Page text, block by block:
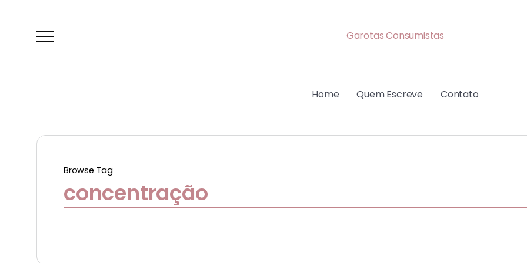
Garotas Consumistas
Home Quem Escreve Contato
Browse Tag
concentração